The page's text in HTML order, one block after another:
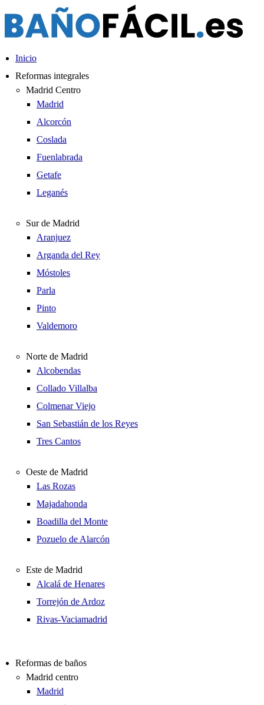
contenido
Inicio
Reformas integrales
Madrid Centro
Madrid
Alcorcón
Coslada
Fuenlabrada
Getafe
Leganés
Sur de Madrid
Aranjuez
Arganda del Rey
Móstoles
Parla
Pinto
Valdemoro
Norte de Madrid
Alcobendas
Collado Villalba
Colmenar Viejo
San Sebastián de los Reyes
Tres Cantos
Oeste de Madrid
Las Rozas
Majadahonda
Boadilla del Monte
Pozuelo de Alarcón
Este de Madrid
Alcalá de Henares
Torrejón de Ardoz
Rivas-Vaciamadrid
Reformas de baños
Madrid centro
Madrid